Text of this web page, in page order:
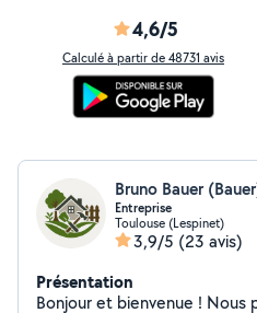
4,6/5
Calculé à partir de 48731 avis
Bruno Bauer
Entreprise
Toulouse (Lespinet)
3,9/5 (23 avis)
Présentation
Bonjour et bienvenue ! Nous proposons nos services